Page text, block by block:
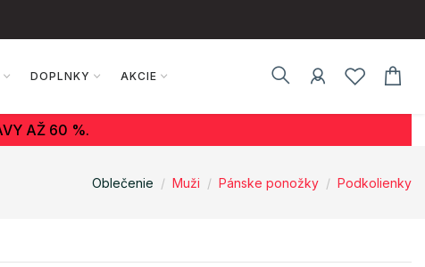
DOPLNKY AKCIE
AŽ 60 %.
Oblečenie Muži Pánske ponožky Podkolienky